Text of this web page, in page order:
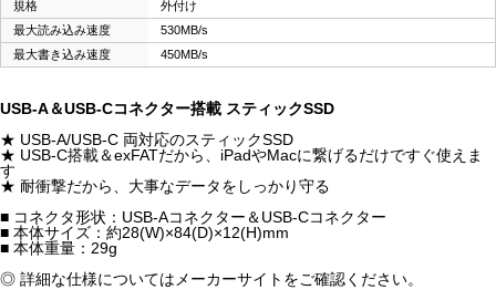
規格
外付け
最大読み込み速度
530MB/s
最大書き込み速度
450MB/s
USB-A＆USB-Cコネクター搭載 スティックSSD
★ USB-A/USB-C 両対応のスティックSSD
★ USB-C搭載＆exFATだから、iPadやMacに繋げるだけですぐ使えま
す
★ 耐衝撃だから、大事なデータをしっかり守る
■ コネクタ形状：USB-Aコネクター＆USB-Cコネクター
■ 本体サイズ：約28(W)×84(D)×12(H)mm
■ 本体重量：29g
◎ 詳細な仕様についてはメーカーサイトをご確認ください。